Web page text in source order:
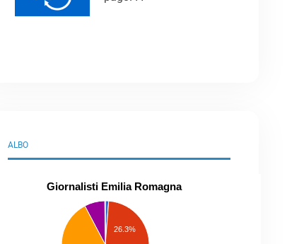
ALBO
Giornalisti Emilia Romagna
26.3%